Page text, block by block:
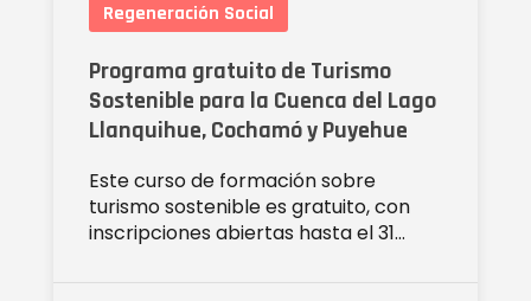
Regeneración Social
Programa gratuito de Turismo
Sostenible para la Cuenca del Lago
Llanquihue, Cochamó y Puyehue
Este curso de formación sobre
turismo sostenible es gratuito, con
inscripciones abiertas hasta el 31…